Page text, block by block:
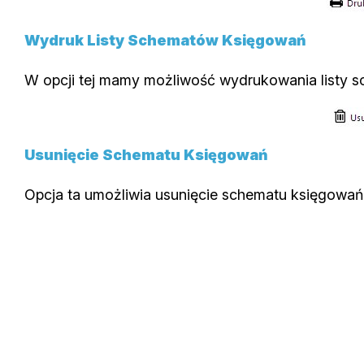
Wydruk Listy Schematów Księgowań
W opcji tej mamy możliwość wydrukowania listy
Usunięcie Schematu Księgowań
Opcja ta umożliwia usunięcie schematu